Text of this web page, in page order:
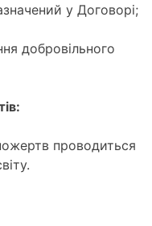
у Договорі;
добровільного
проводиться